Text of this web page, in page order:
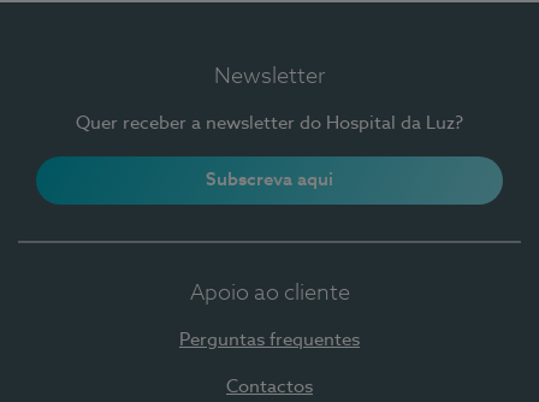
Newsletter
Quer receber a newsletter do Hospital da Luz?
Subscreva aqui
Apoio ao cliente
Perguntas frequentes
Contactos